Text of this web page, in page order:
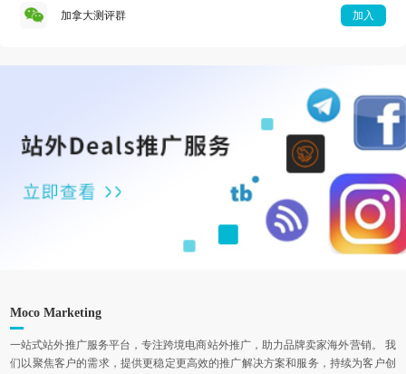
加拿大测评群 加入
Moco Marketing
一站式站外推广服务平台，专注跨境电商站外推广，助力品牌卖家海外营销。 我
们以聚焦客户的需求，提供更稳定更高效的推广解决方案和服务，持续为客户创